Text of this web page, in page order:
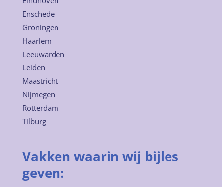
Enschede
Groningen
Haarlem
Leeuwarden
Leiden
Maastricht
Nijmegen
Rotterdam
Tilburg
Vakken waarin wij bijles
geven: